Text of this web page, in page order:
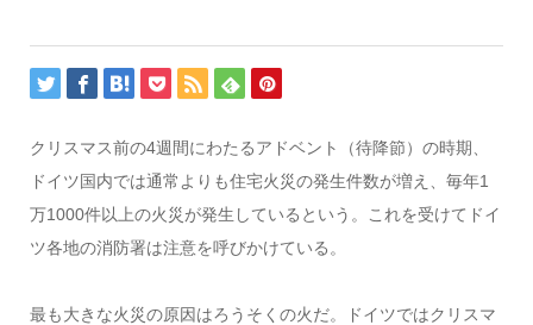
クリスマス前の4週間にわたるアドベント（待降節）の時期、
ドイツ国内では通常よりも住宅火災の発生件数が増え、毎年1
万1000件以上の火災が発生しているという。これを受けてドイ
ツ各地の消防署は注意を呼びかけている。
最も大きな火災の原因はろうそくの火だ。ドイツではクリスマ